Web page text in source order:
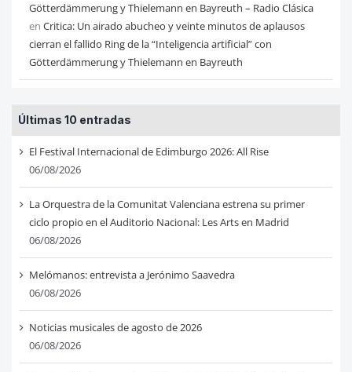
Götterdämmerung y Thielemann en Bayreuth – Radio Clásica
en Critica: Un airado abucheo y veinte minutos de aplausos
cierran el fallido Ring de la “Inteligencia artificial” con
Götterdämmerung y Thielemann en Bayreuth
Últimas 10 entradas
El Festival Internacional de Edimburgo 2026: All Rise
06/08/2026
La Orquestra de la Comunitat Valenciana estrena su primer
ciclo propio en el Auditorio Nacional: Les Arts en Madrid
06/08/2026
Melómanos: entrevista a Jerónimo Saavedra
06/08/2026
Noticias musicales de agosto de 2026
06/08/2026